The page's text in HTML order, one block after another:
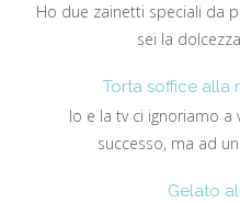
Ho due zainetti speciali da
sei la
Torta soffice alla
Io e la tv ci ignoriamo
successo, ma ad
Gelato